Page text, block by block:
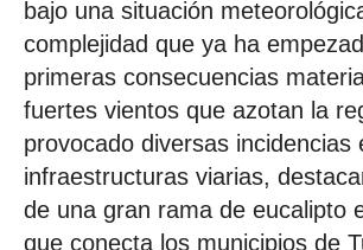
bajo una situación
complejidad que ya ha
primeras consecuencias
fuertes vientos que azotan la
provocado diversas incidencias
infraestructuras viarias,
de una gran rama de eucalipto
que conecta los municipios de